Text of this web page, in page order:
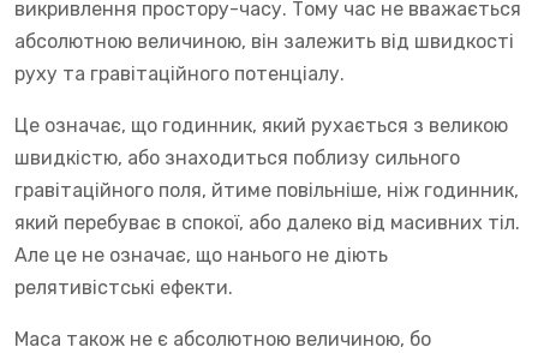
викривлення простору-часу. Тому час не вважається
абсолютною величиною, він залежить від швидкості
руху та гравітаційного потенціалу.
Це означає, що годинник, який рухається з великою
швидкістю, або знаходиться поблизу сильного
гравітаційного поля, йтиме повільніше, ніж годинник,
який перебуває в спокої, або далеко від масивних тіл.
Але це не означає, що нанього не діють
релятивістські ефекти.
Маса також не є абсолютною величиною, бо